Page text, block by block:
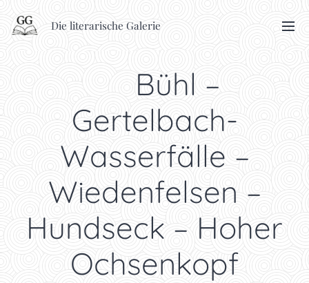
Die literarische Galerie
🥾 Bühl –
Gertelbach-
Wasserfälle –
Wiedenfelsen –
Hundseck – Hoher
Ochsenkopf